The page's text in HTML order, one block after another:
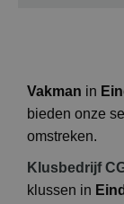
Vakman in
bieden onze
omstreken.
Klusbedrijf
klussen in